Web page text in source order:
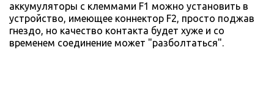
аккумуляторы с клеммами F1 можно установить в
устройство, имеющее коннектор F2, просто поджав
гнездо, но качество контакта будет хуже и со
временем соединение может "разболтаться".